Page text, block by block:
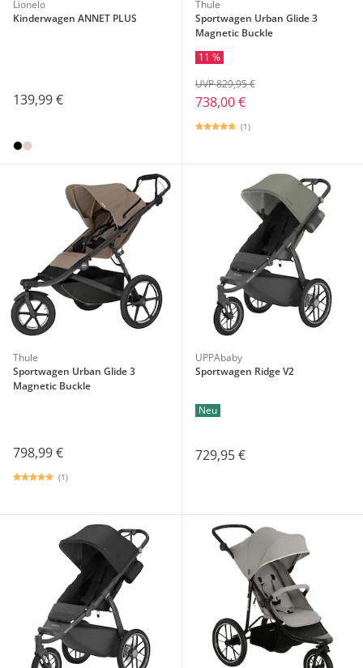
Lionelo
Kinderwagen ANNET PLUS
139,99 €
Thule
Sportwagen Urban Glide 3
Magnetic Buckle
11 %
738,00 €
UVP 829,95 €
(1)
Thule
Sportwagen Urban Glide 3
Magnetic Buckle
798,99 €
(1)
UPPAbaby
Sportwagen Ridge V2
Neu
729,95 €